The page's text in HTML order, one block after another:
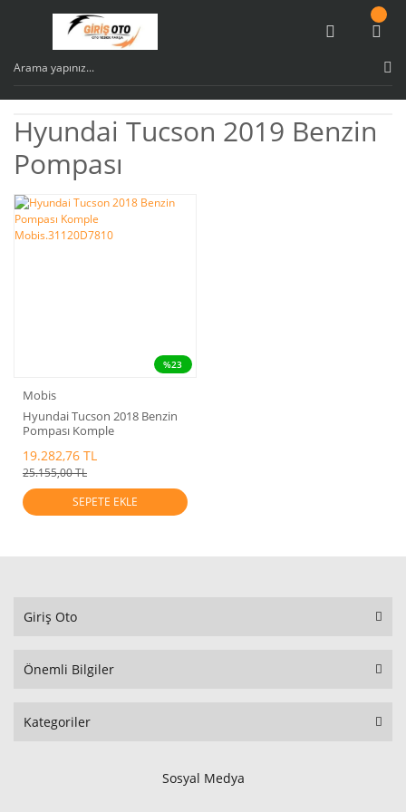
Hyundai Tucson 2019 Benzin
Pompası
%23
Mobis
Hyundai Tucson 2018 Benzin
Pompası Komple
19.282,76 TL
25.155,00 TL
SEPETE EKLE
Giriş Oto
Önemli Bilgiler
Kategoriler
Sosyal Medya